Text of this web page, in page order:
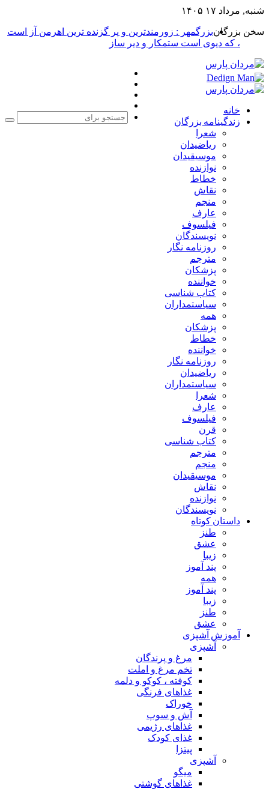
شنبه, مرداد ۱۷ ۱۴۰۵
سخن بزرگانبزرگمهر : زورمندترین و پر گزنده ترین اهرمن آز است
، که دیوی است ستمکار و دیر ساز
خانه
زندگینامه بزرگان
شعرا
ریاضیدان
موسیقیدان
نوازنده
خطاط
نقاش
منجم
عارف
فیلسوف
نویسندگان
روزنامه نگار
مترجم
پزشکان
خواننده
کتاب شناسی
سیاستمداران
همه
پزشکان
خطاط
خواننده
روزنامه نگار
ریاضیدان
سیاستمداران
شعرا
عارف
فیلسوف
قرن
کتاب شناسی
مترجم
منجم
موسیقیدان
نقاش
نوازنده
نویسندگان
داستان کوتاه
طنز
عشق
زیبا
پند آموز
همه
پند آموز
زیبا
طنز
عشق
آموزش آشپزی
آشپزی
مرغ و پرندگان
تخم مرغ و املت
کوفته ، کوکو و دلمه
غذاهای فرنگی
خوراک
آش و سوپ
غذاهای رژیمی
غذای کودک
پیتزا
آشپزی
میگو
غذاهای گوشتی